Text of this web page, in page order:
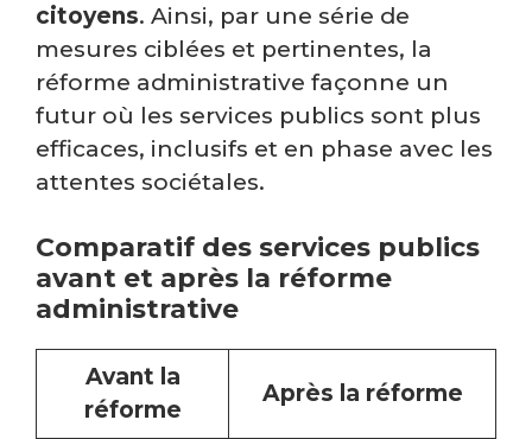
citoyens. Ainsi, par une série de
mesures ciblées et pertinentes, la
réforme administrative façonne un
futur où les services publics sont plus
efficaces, inclusifs et en phase avec les
attentes sociétales.
Comparatif des services publics
avant et après la réforme
administrative
Avant la
réforme
Après la réforme